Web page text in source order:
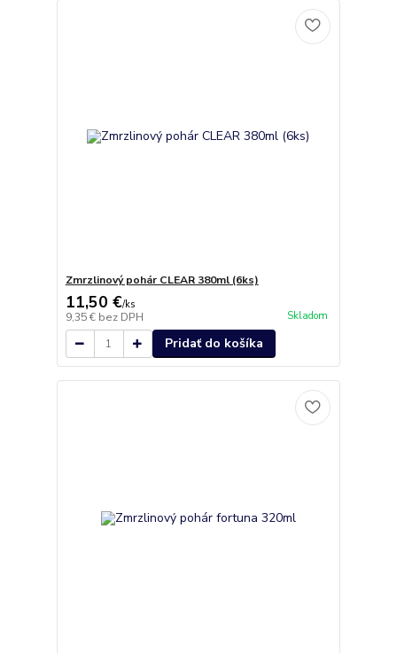
Zmrzlinový pohár CLEAR 380ml (6ks)
11,50 €/ks
9,35 € bez DPH Skladom
Pridať do košíka